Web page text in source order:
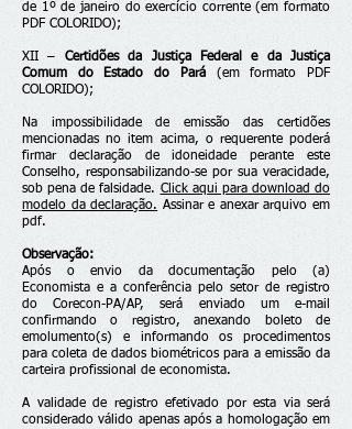
de 1º de janeiro do exercício corrente (em formato
PDF COLORIDO);
XII – Certidões da Justiça Federal e da Justiça
Comum do Estado do Pará(em formato PDF
COLORIDO);
Na impossibilidade de emissão das certidões
mencionadas no item acima, o requerente poderá
firmar declaração de idoneidade perante este
Conselho, responsabilizando-se por sua veracidade,
sob pena de falsidade. Click aqui para download do
modelo da declaração. Assinar e anexar arquivo em
pdf.
Observação:
Após o envio da documentação pelo (a)
Economista e a conferência pelo setor de registro
do Corecon-PA/AP, será enviado um e-mail
confirmando o registro, anexando boleto de
emolumento(s) e informando os procedimentos
para coleta de dados biométricos para a emissão da
carteira profissional de economista.
A validade de registro efetivado por esta via será
considerado válido apenas após a homologação em